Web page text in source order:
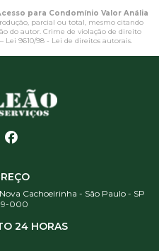
para Condomínio Valor Anália
parcial ou total, mesmo citando
do autor. Crime de violação de direito
Lei 9610/98 - Lei de direitos autorais.
Cachoeirinha - São Paulo - SP
000
24 HORAS